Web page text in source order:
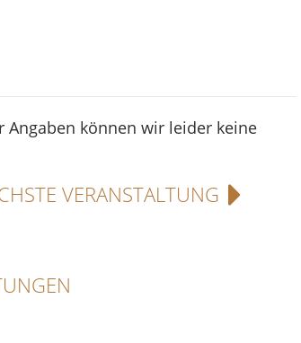
Angaben können wir leider keine
VERANSTALTUNG